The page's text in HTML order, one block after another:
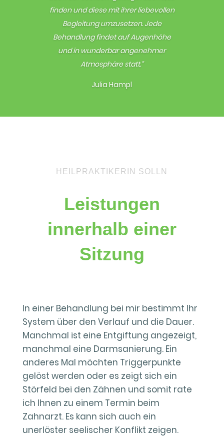
finden und diese mit ihrer liebevollen
Begleitung umzusetzen. Jede
Behandlung findet auf Augenhöhe
und in wunderbar angenehmer
Atmosphäre statt.“
Julia Hampl
HEILPRAKTIKERIN SOLLN
Leistungen
innerhalb einer
Sitzung
In einer Behandlung bei mir bestimmt Ihr
System über den Verlauf und die Dauer.
Manchmal ist eine Entgiftung angezeigt,
manchmal eine Darmsanierung. Ein
anderes Mal möchten Triggerpunkte
gelöst werden oder es zeigt sich ein
Störfeld bei den Zähnen und somit rate
ich Ihnen zu einem Termin beim
Zahnarzt. Es kann sich auch ein
unerlöster seelischer Konflikt zeigen.